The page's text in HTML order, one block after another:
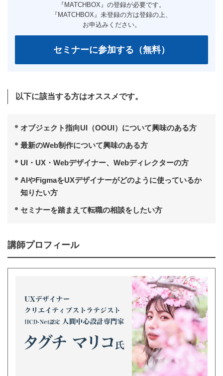
以下に該当する方はオススメです。
オブジェクト指向UI（OOUI）について興味のある方
最新のWeb制作について興味のある方
UI・UX・Webデザイナー、Webディレクターの方
AIやFigmaをUXデザイナーがどのように使っているか
知りたい方
セミナーを踏まえて転職の相談をしたい方
講師プロフィール